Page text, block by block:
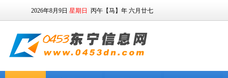
2026年8月9日 星期日 丙午【马】年 六月廿七